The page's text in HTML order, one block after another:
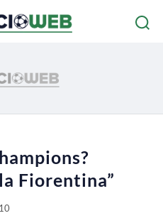
Fiorentina”